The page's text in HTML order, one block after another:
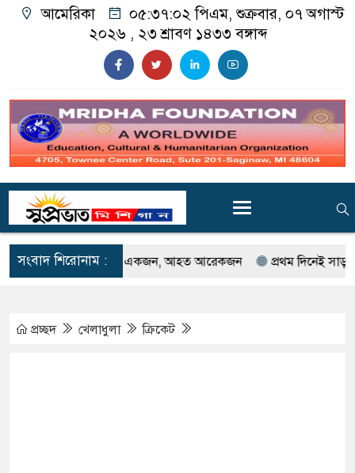
আমেরিকা ০৫:৩৭:০৪ পিএম, শুক্রবার, ০৭ অগাস্ট
২০২৬ , ২৩ শ্রাবণ ১৪৩৩ বঙ্গাব্দ
সংবাদ শিরোনাম :
গুলিবর্ষণ; নিহত একজন, আহত আরেকজন প্রথম দিনেই সাড়া ফেলল গর্ডি
প্রচ্ছদ খেলাধুলা ক্রিকেট